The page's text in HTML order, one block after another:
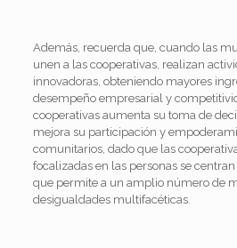
Además, recuerda que, cuando las
unen a las cooperativas, realizan
innovadoras, obteniendo mayores
desempeño empresarial y
cooperativas aumenta su toma de
mejora su participación y
comunitarios, dado que las
focalizadas en las personas se
que permite a un amplio número de
desigualdades multifacéticas.